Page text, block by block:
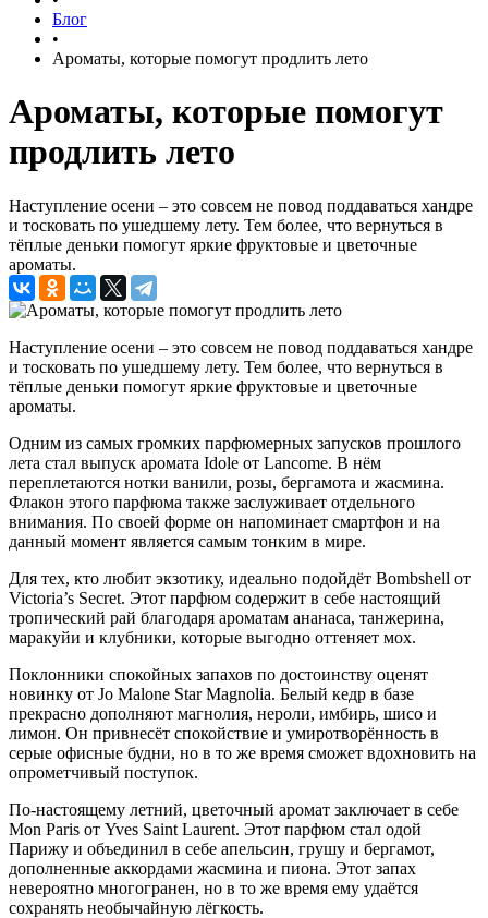
Блог
•
Ароматы, которые помогут продлить лето
Ароматы, которые помогут
продлить лето
Наступление осени – это совсем не повод поддаваться хандре
и тосковать по ушедшему лету. Тем более, что вернуться в
тёплые деньки помогут яркие фруктовые и цветочные
ароматы.
Наступление осени – это совсем не повод поддаваться хандре
и тосковать по ушедшему лету. Тем более, что вернуться в
тёплые деньки помогут яркие фруктовые и цветочные
ароматы.
Одним из самых громких парфюмерных запусков прошлого
лета стал выпуск аромата Idole от Lancome. В нём
переплетаются нотки ванили, розы, бергамота и жасмина.
Флакон этого парфюма также заслуживает отдельного
внимания. По своей форме он напоминает смартфон и на
данный момент является самым тонким в мире.
Для тех, кто любит экзотику, идеально подойдёт Bombshell от
Victoria’s Secret. Этот парфюм содержит в себе настоящий
тропический рай благодаря ароматам ананаса, танжерина,
маракуйи и клубники, которые выгодно оттеняет мох.
Поклонники спокойных запахов по достоинству оценят
новинку от Jo Malone Star Magnolia. Белый кедр в базе
прекрасно дополняют магнолия, нероли, имбирь, шисо и
лимон. Он привнесёт спокойствие и умиротворённость в
серые офисные будни, но в то же время сможет вдохновить на
опрометчивый поступок.
По-настоящему летний, цветочный аромат заключает в себе
Mon Paris от Yves Saint Laurent. Этот парфюм стал одой
Парижу и объединил в себе апельсин, грушу и бергамот,
дополненные аккордами жасмина и пиона. Этот запах
невероятно многогранен, но в то же время ему удаётся
сохранять необычайную лёгкость.